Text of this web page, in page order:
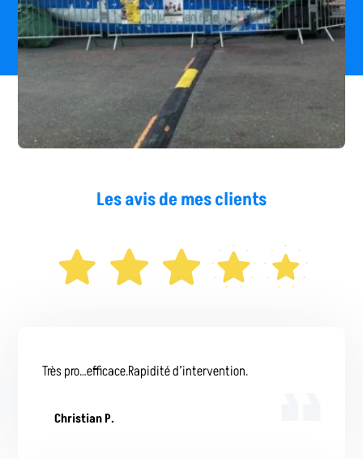
Les avis de mes clients
Très pro…efficace.Rapidité d’intervention.
Christian P.